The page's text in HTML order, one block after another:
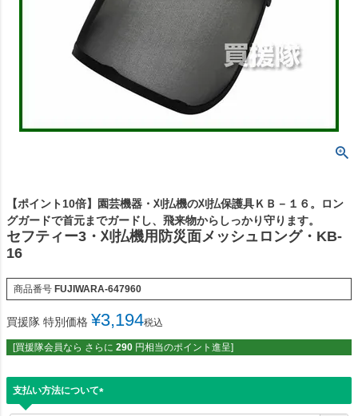
【ポイント10倍】園芸機器・刈払機の刈払保護具ＫＢ－１６。ロン
グガードで首元までガードし、飛来物からしっかり守ります。
セフティー3・刈払機用防災面メッシュロング・KB-
16
商品番号 FUJIWARA-647960
買援隊 特別価格 ¥3,194税込
[買援隊会員なら さらに 290 円相当のポイント進呈]
支払い方法について